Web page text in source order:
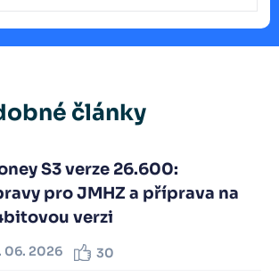
články
S3 verze 26.600:
pro JMHZ a příprava na
verzi
06. 2026 30